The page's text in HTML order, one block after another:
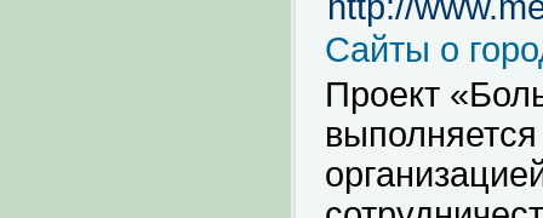
Сайты о
Проект